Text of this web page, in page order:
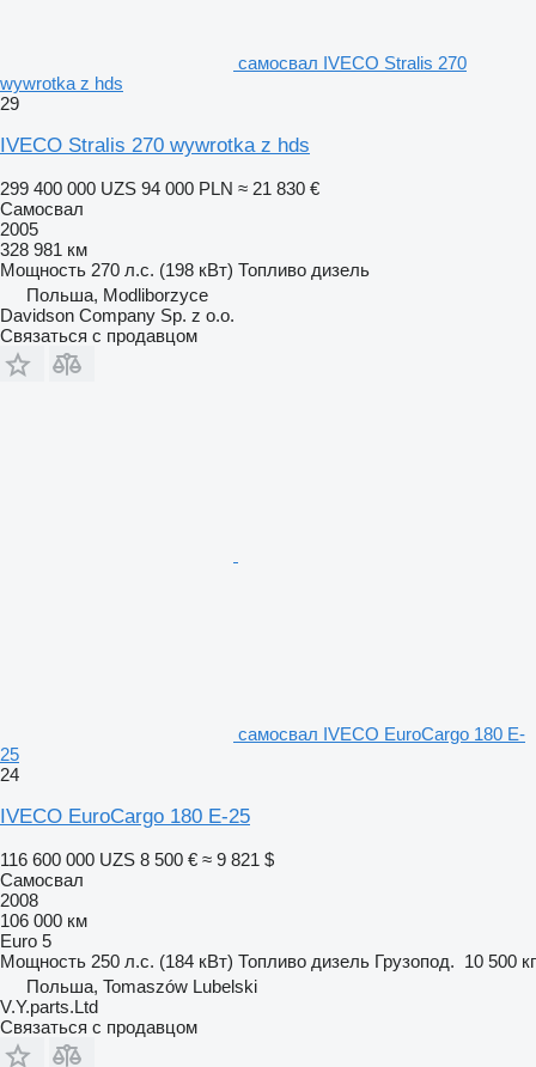
самосвал IVECO Stralis 270
wywrotka z hds
29
IVECO Stralis 270 wywrotka z hds
299 400 000 UZS 94 000 PLN ≈ 21 830 €
Самосвал
2005
328 981 км
Мощность 270 л.с. (198 кВт) Топливо дизель
Польша, Modliborzyce
Davidson Company Sp. z o.o.
Связаться с продавцом
самосвал IVECO EuroCargo 180 E-
25
24
IVECO EuroCargo 180 E-25
116 600 000 UZS 8 500 € ≈ 9 821 $
Самосвал
2008
106 000 км
Euro 5
Мощность 250 л.с. (184 кВт) Топливо дизель Грузопод. 10 500 кг
Польша, Tomaszów Lubelski
V.Y.parts.Ltd
Связаться с продавцом